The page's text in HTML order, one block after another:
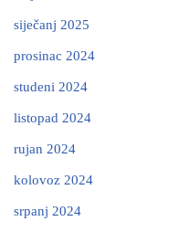
siječanj 2025
prosinac 2024
studeni 2024
listopad 2024
rujan 2024
kolovoz 2024
srpanj 2024